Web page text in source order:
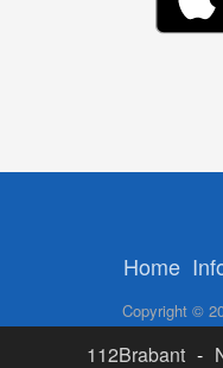
Home
Copyright ©
112Brabant -